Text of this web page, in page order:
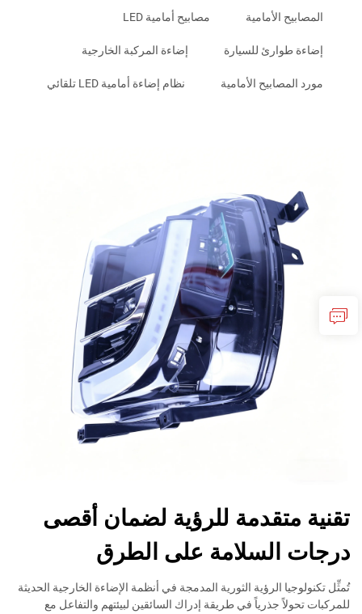
المصابيح الأمامية مصابيح أمامية LED
إضاءة طوارئ للسيارة إضاءة المركبة الخارجية
مورد المصابيح الأمامية نظام إضاءة أمامية LED تلقائي
تقنية متقدمة للرؤية لضمان أقصى
درجات السلامة على الطرق
تُمثِّل تكنولوجيا الرؤية الثورية المدمجة في أنظمة الإضاءة الخارجية الحديثة
للمركبات تحولاً جذرياً في طريقة إدراك السائقين لبيئتهم والتفاعل مع